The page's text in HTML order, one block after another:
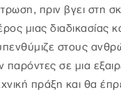
πριν βγει στη
μιας διαδικασίας
στους
παρόντες σε μια
πράξη και θα